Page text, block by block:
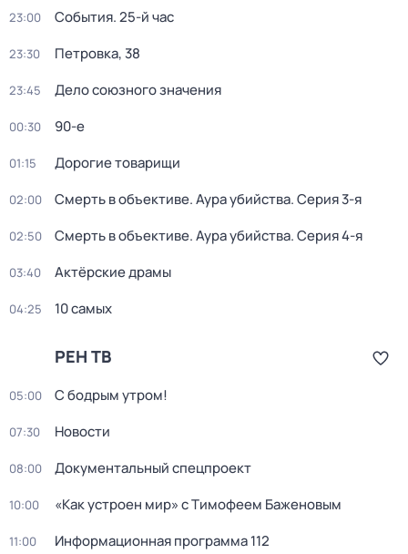
23:00 События. 25-й час
23:30 Петровка, 38
23:45 Дело союзного значения
00:30 90-е
01:15 Дорогие товарищи
02:00 Смерть в объективе. Аура убийства. Серия 3-я
02:50 Смерть в объективе. Аура убийства. Серия 4-я
03:40 Актёрские драмы
04:25 10 самых
РЕН ТВ
05:00 С бодрым утром!
07:30 Новости
08:00 Документальный спецпроект
10:00 «Как устроен мир» с Тимофеем Баженовым
11:00 Информационная программа 112